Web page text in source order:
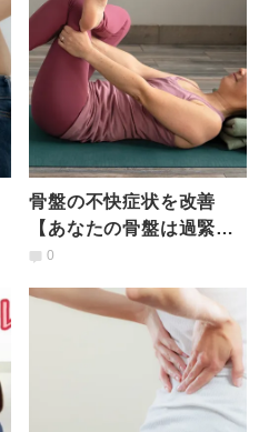
骨盤の不快症状を改善
【あなたの骨盤は過緊張
or低緊張？診断付き】タ
0